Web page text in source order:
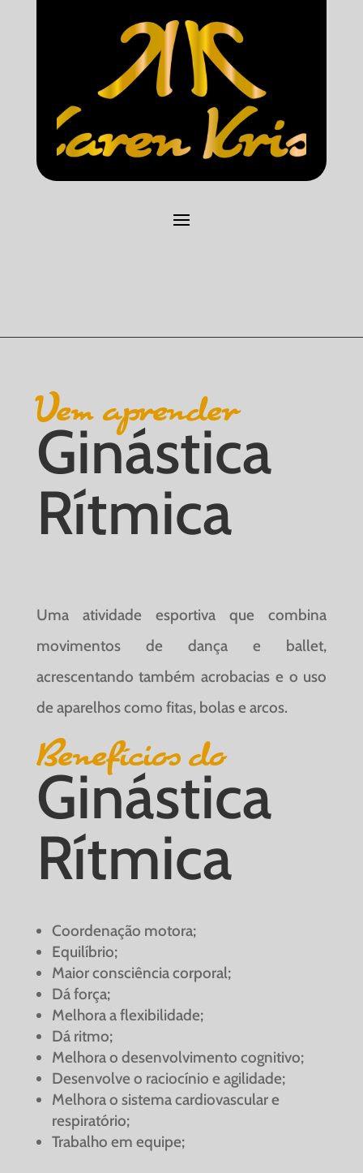
Vem aprender
Ginástica
Rítmica
Uma atividade esportiva que combina
movimentos de dança e ballet,
acrescentando também acrobacias e o uso
de aparelhos como fitas, bolas e arcos.
Benefícios do
Ginástica
Rítmica
Coordenação motora;
Equilíbrio;
Maior consciência corporal;
Dá força;
Melhora a flexibilidade;
Dá ritmo;
Melhora o desenvolvimento cognitivo;
Desenvolve o raciocínio e agilidade;
Melhora o sistema cardiovascular e
respiratório;
Trabalho em equipe;